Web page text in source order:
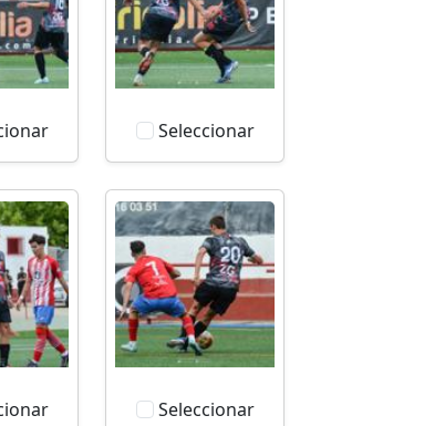
Seleccionar
Seleccionar